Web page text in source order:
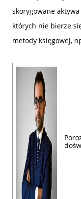
skorygowane
których nie bierze
metody księgowej,